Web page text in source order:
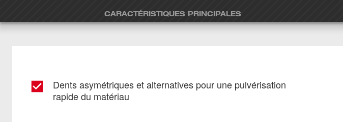
CARACTÉRISTIQUES PRINCIPALES
Dents asymétriques et alternatives pour une pulvérisation
rapide du matériau